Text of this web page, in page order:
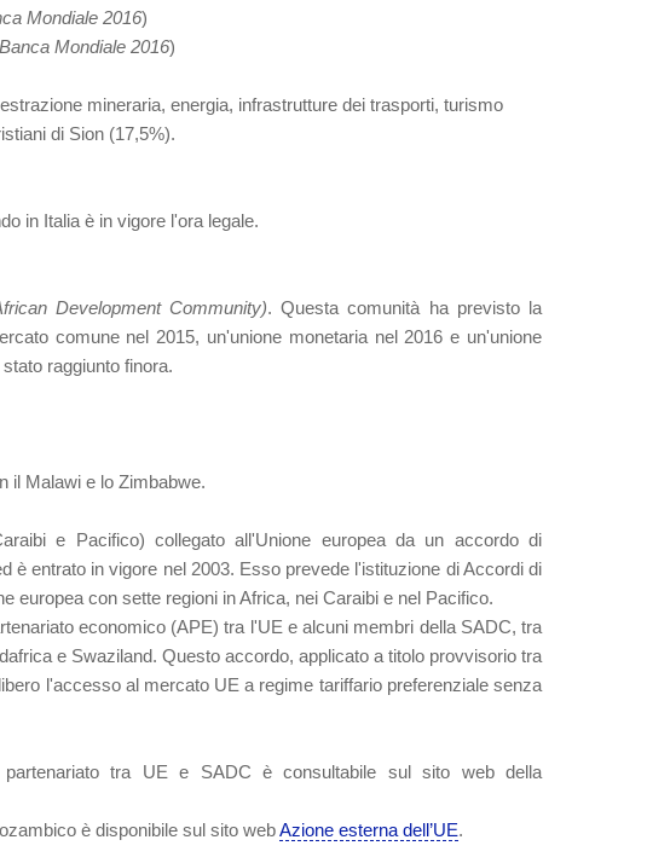
Mondiale 2016)
Banca Mondiale 2016)
mineraria, energia, infrastrutture dei trasporti, turismo
di Sion (17,5%).
in Italia è in vigore l'ora legale.
Development Community). Questa comunità ha previsto la
comune nel 2015, un'unione monetaria nel 2016 e un'unione
raggiunto finora.
il Malawi e lo Zimbabwe.
e Pacifico) collegato all'Unione europea da un accordo di
è entrato in vigore nel 2003. Esso prevede l'istituzione di Accordi di
europea con sette regioni in Africa, nei Caraibi e nel Pacifico.
economico (APE) tra l'UE e alcuni membri della SADC, tra
e Swaziland. Questo accordo, applicato a titolo provvisorio tra
l'accesso al mercato UE a regime tariffario preferenziale senza
tra UE e SADC è consultabile sul sito web della
è disponibile sul sito webAzione esterna dell’UE.